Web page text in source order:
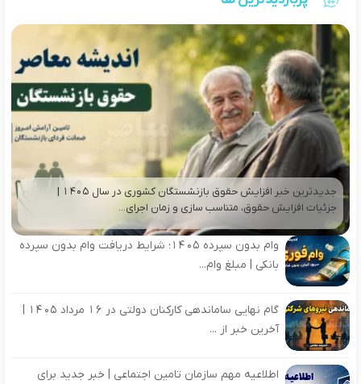
جدیدترین خبر افزایش حقوق بازنشستگان کشوری در سال ۱۴۰۵ |
جزئیات افزایش حقوق، متناسب سازی و زمان اجرای...
وام بدون سپرده ۱۴۰۵؛ شرایط دریافت وام بدون سپرده
بانکی | مبلغ وام...
گام نهایی ساماندهی کارکنان دولتی در 16 مرداد 1405 |
آخرین خبر از ...
اطلاعیه مهم سازمان تامین اجتماعی | خبر جدید برای